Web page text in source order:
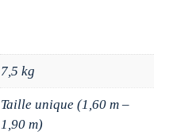
7,5 kg
Taille unique (1,60 m –
1,90 m)